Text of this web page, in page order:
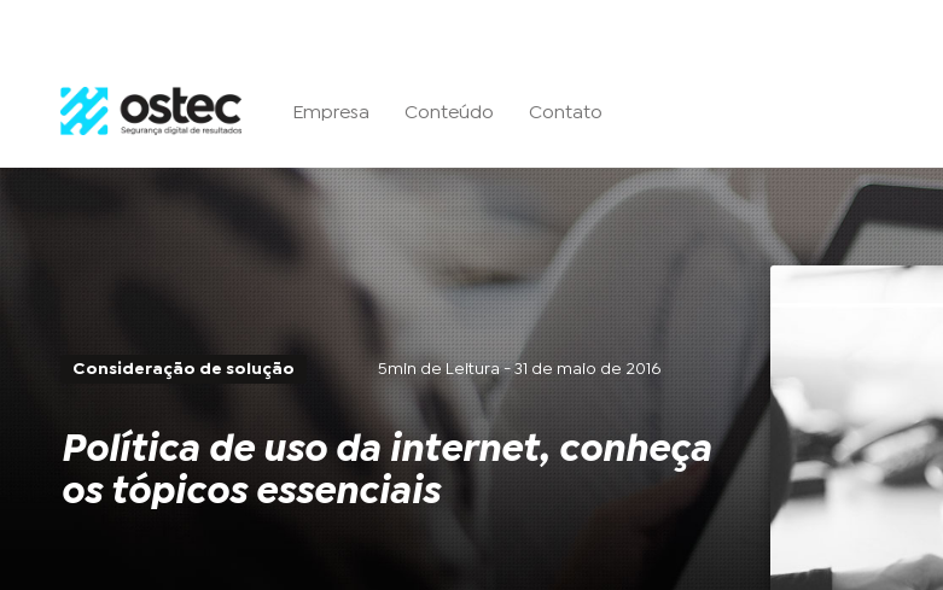
Empresa Conteúdo Contato
Consideração de solução 5min de Leitura - 31 de maio de 2016
Política de uso da internet, conheça
os tópicos essenciais